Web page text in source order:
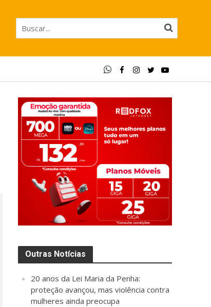
Outras Notícias
20 anos da Lei Maria da Penha:
proteção avançou, mas violência contra
mulheres ainda preocupa